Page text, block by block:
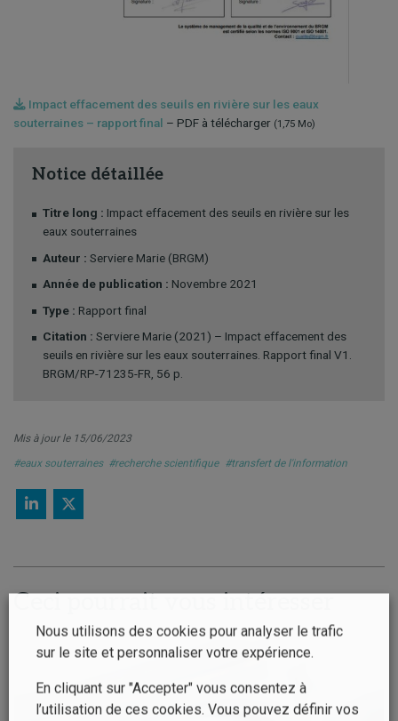
Impact effacement des seuils en rivière sur les eaux
souterraines – rapport final – PDF à télécharger (1,75 Mo)
Notice détaillée
Titre long : Impact effacement des seuils en rivière sur les
eaux souterraines
Auteur :Serviere Marie (BRGM)
Année de publication : Novembre 2021
Type : Rapport final
Citation :Serviere Marie (2021) – Impact effacement des
seuils en rivière sur les eaux souterraines. Rapport final V1.
BRGM/RP-71235-FR, 56 p.
Mis à jour le 15/06/2023
#eaux souterraines #recherche scientifique #transfert de l'information
Ceci pourrait vous intéresser
Nous utilisons des cookies pour analyser le trafic
sur le site et personnaliser votre expérience.
En cliquant sur "Accepter" vous consentez à
l’utilisation de ces cookies. Vous pouvez définir vos